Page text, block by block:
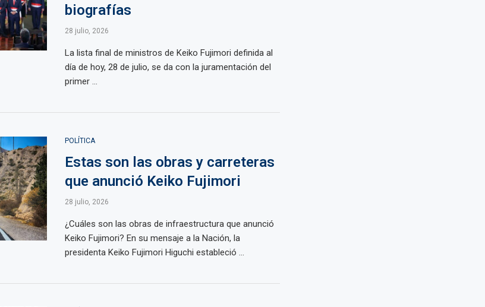
biografías
28 julio, 2026
La lista final de ministros de Keiko Fujimori definida al
día de hoy, 28 de julio, se da con la juramentación del
primer ...
POLÍTICA
Estas son las obras y carreteras
que anunció Keiko Fujimori
28 julio, 2026
¿Cuáles son las obras de infraestructura que anunció
Keiko Fujimori? En su mensaje a la Nación, la
presidenta Keiko Fujimori Higuchi estableció ...